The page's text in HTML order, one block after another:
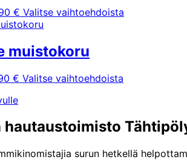
€ Hintaluokka:
25,90 €
33,90 €
Valitse vaihtoehdoista
sivulla.
muistokoru
€ Hintaluokka:
Valitse vaihtoehdoista
muunnelma.
tehdä
valinnat
hautaustoimisto
surun hetkellä